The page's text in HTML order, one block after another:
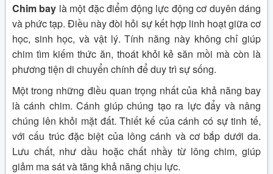
Chim bay là một đặc điểm động lực động cơ duyên dáng
và phức tạp. Điều này đòi hỏi sự kết hợp linh hoạt giữa cơ
học, sinh học, và vật lý. Tính năng này không chỉ giúp
chim tìm kiếm thức ăn, thoát khỏi kẻ săn mồi mà còn là
phương tiện di chuyển chính để duy trì sự sống.
Một trong những điều quan trọng nhất của khả năng bay
là cánh chim. Cánh giúp chúng tạo ra lực đẩy và nâng
chúng lên khỏi mặt đất. Thiết kế của cánh có sự tinh tế,
với cấu trúc đặc biệt của lông cánh và cơ bắp dưới da.
Lưu chất, như dầu hoặc chất nhầy từ lông chim, giúp
giảm ma sát và tăng khả năng chịu lực.